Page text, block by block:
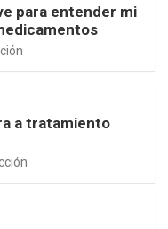
para entender mi
a tratamiento